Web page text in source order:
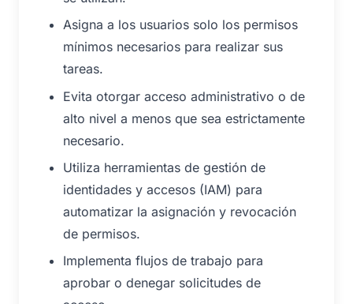
Asigna a los usuarios solo los permisos
mínimos necesarios para realizar sus
tareas.
Evita otorgar acceso administrativo o de
alto nivel a menos que sea estrictamente
necesario.
Utiliza herramientas de gestión de
identidades y accesos (IAM) para
automatizar la asignación y revocación
de permisos.
Implementa flujos de trabajo para
aprobar o denegar solicitudes de